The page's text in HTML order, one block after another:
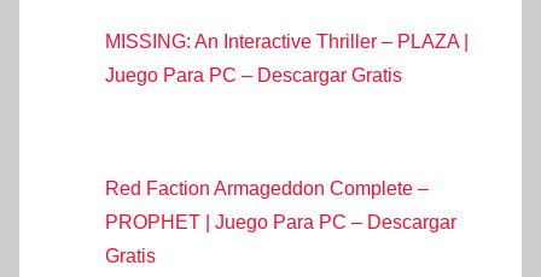
MISSING: An Interactive Thriller – PLAZA |
Juego Para PC – Descargar Gratis
Red Faction Armageddon Complete –
PROPHET | Juego Para PC – Descargar
Gratis